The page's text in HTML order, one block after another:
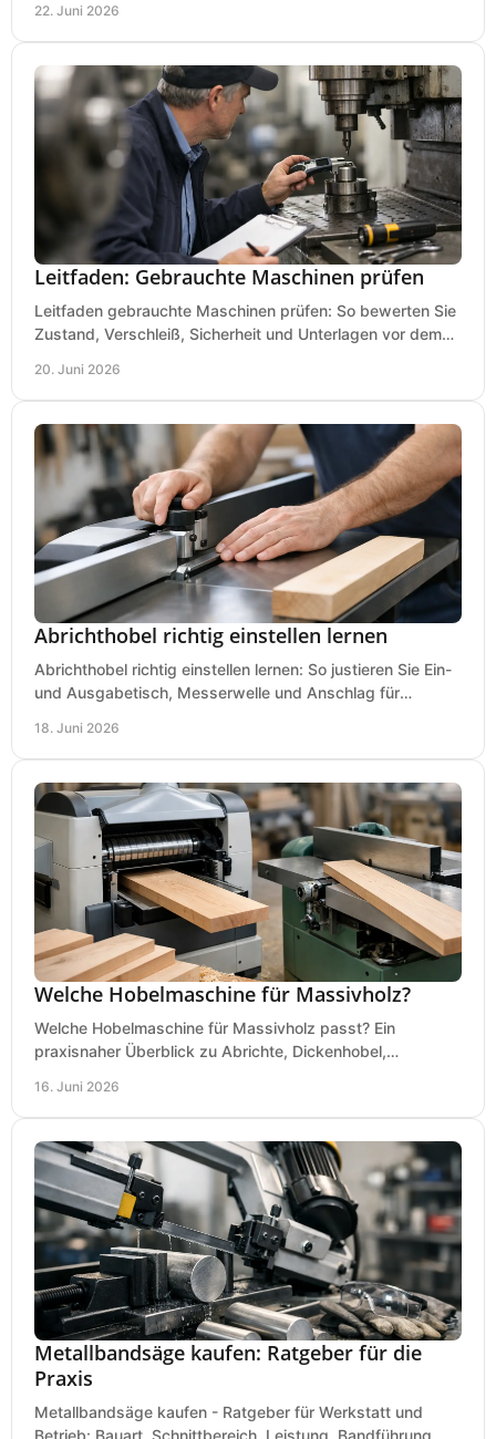
22. Juni 2026
Leitfaden: Gebrauchte Maschinen prüfen
Leitfaden gebrauchte Maschinen prüfen: So bewerten Sie
Zustand, Verschleiß, Sicherheit und Unterlagen vor dem
20. Juni 2026
Abrichthobel richtig einstellen lernen
Abrichthobel richtig einstellen lernen: So justieren Sie Ein-
und Ausgabetisch, Messerwelle und Anschlag für
18. Juni 2026
Welche Hobelmaschine für Massivholz?
Welche Hobelmaschine für Massivholz passt? Ein
praxisnaher Überblick zu Abrichte, Dickenhobel,
16. Juni 2026
Metallbandsäge kaufen: Ratgeber für die
Praxis
Metallbandsäge kaufen - Ratgeber für Werkstatt und
Betrieb: Bauart, Schnittbereich, Leistung, Bandführung